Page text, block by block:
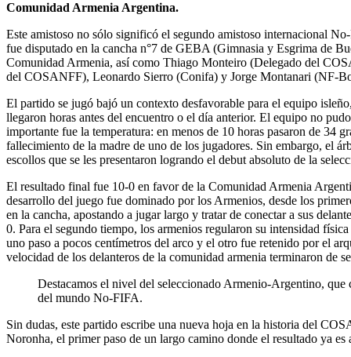
Comunidad Armenia Argentina.
Este amistoso no sólo significó el segundo amistoso internacional
fue disputado en la cancha n°7 de GEBA (Gimnasia y Esgrima de
Comunidad Armenia, así como Thiago Monteiro (Delegado del
del COSANFF), Leonardo Sierro (Conifa) y Jorge Montanari (NF-
El partido se jugó bajó un contexto desfavorable para el equipo
llegaron horas antes del encuentro o el día anterior. El equipo no
importante fue la temperatura: en menos de 10 horas pasaron de 34
fallecimiento de la madre de uno de los jugadores. Sin embargo, el
escollos que se les presentaron logrando el debut absoluto de la
El resultado final fue 10-0 en favor de la Comunidad Armenia
desarrollo del juego fue dominado por los Armenios, desde los
en la cancha, apostando a jugar largo y tratar de conectar a sus
0. Para el segundo tiempo, los armenios regularon su intensidad
uno paso a pocos centímetros del arco y el otro fue retenido por el
velocidad de los delanteros de la comunidad armenia terminaron de
Destacamos el nivel del seleccionado Armenio-Argentino,
del mundo No-FIFA.
Sin dudas, este partido escribe una nueva hoja en la historia del
Noronha, el primer paso de un largo camino donde el resultado ya